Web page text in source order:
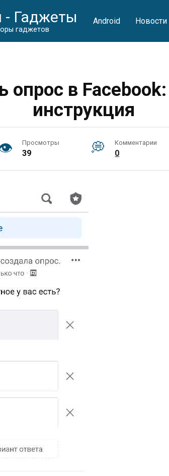
- Гаджеты
гаджетов
Android Новости
опрос в
инструкция
Просмотры
39
Комментарии
0